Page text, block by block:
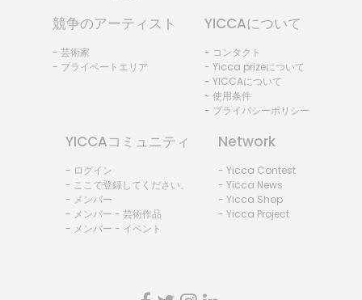
競争のアーティスト
- 芸術家
- プライベートエリア
YICCAについて
- コンタクト
- Yicca prizeについて
- YICCAについて
- 使用条件
- プライバシーポリシー
YICCAコミュニティ
- ログイン
- ここで登録してください。
- メンバー
- メンバー - 芸術作品
- メンバー - イベント
Network
- Yicca Contest
- Yicca News
- Yicca Shop
- Yicca Project